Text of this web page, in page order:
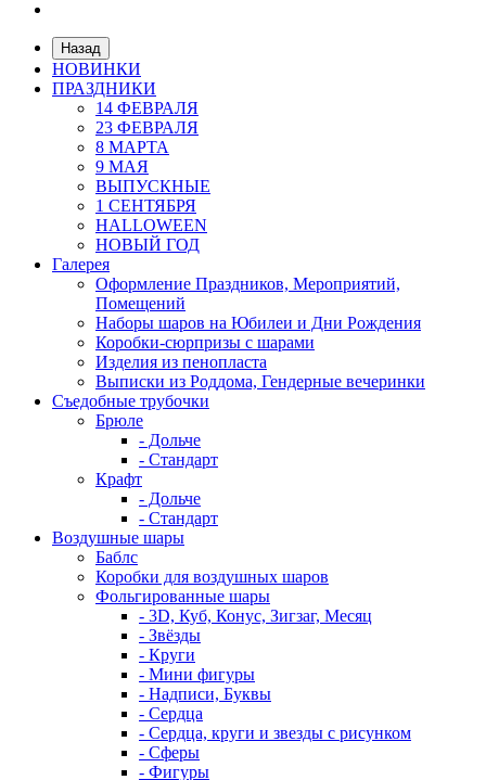
Назад
НОВИНКИ
ПРАЗДНИКИ
14 ФЕВРАЛЯ
23 ФЕВРАЛЯ
8 МАРТА
9 МАЯ
ВЫПУСКНЫЕ
1 СЕНТЯБРЯ
HALLOWEEN
НОВЫЙ ГОД
Галерея
Оформление Праздников, Мероприятий,
Помещений
Наборы шаров на Юбилеи и Дни Рождения
Коробки-сюрпризы с шарами
Изделия из пенопласта
Выписки из Роддома, Гендерные вечеринки
Съедобные трубочки
Брюле
- Дольче
- Стандарт
Крафт
- Дольче
- Стандарт
Воздушные шары
Баблс
Коробки для воздушных шаров
Фольгированные шары
- 3D, Куб, Конус, Зигзаг, Месяц
- Звёзды
- Круги
- Мини фигуры
- Надписи, Буквы
- Сердца
- Сердца, круги и звезды с рисунком
- Сферы
- Фигуры